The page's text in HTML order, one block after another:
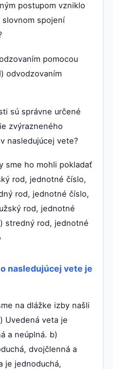
postupom vzniklo
spojení
pomocou
odvodzovaním
sú správne určené
zvýrazneného
nasledujúcej vete?
sme ho mohli pokladať
rod, jednotné číslo,
rod, jednotné číslo,
rod, jednotné
stredný rod, jednotné
nasledujúcej vete je
na dlážke izby našli
Uvedená veta je
a neúplná. b)
dvojčlenná a
je jednoduchá,